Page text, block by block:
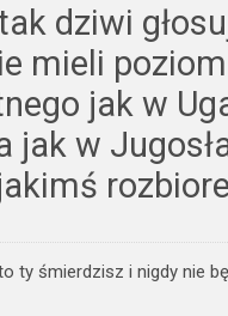
dziwi
mieli
jak w
jak w
ty śmierdzisz i nigdy nie